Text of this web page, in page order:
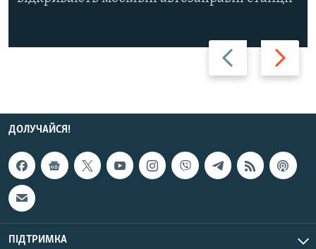
Назад Вперед
ДОЛУЧАЙСЯ!
ПІДТРИМКА